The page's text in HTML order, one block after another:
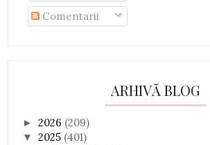
Comentarii
ARHIVĂ BLOG
►2026 (209)
▼2025 (401)